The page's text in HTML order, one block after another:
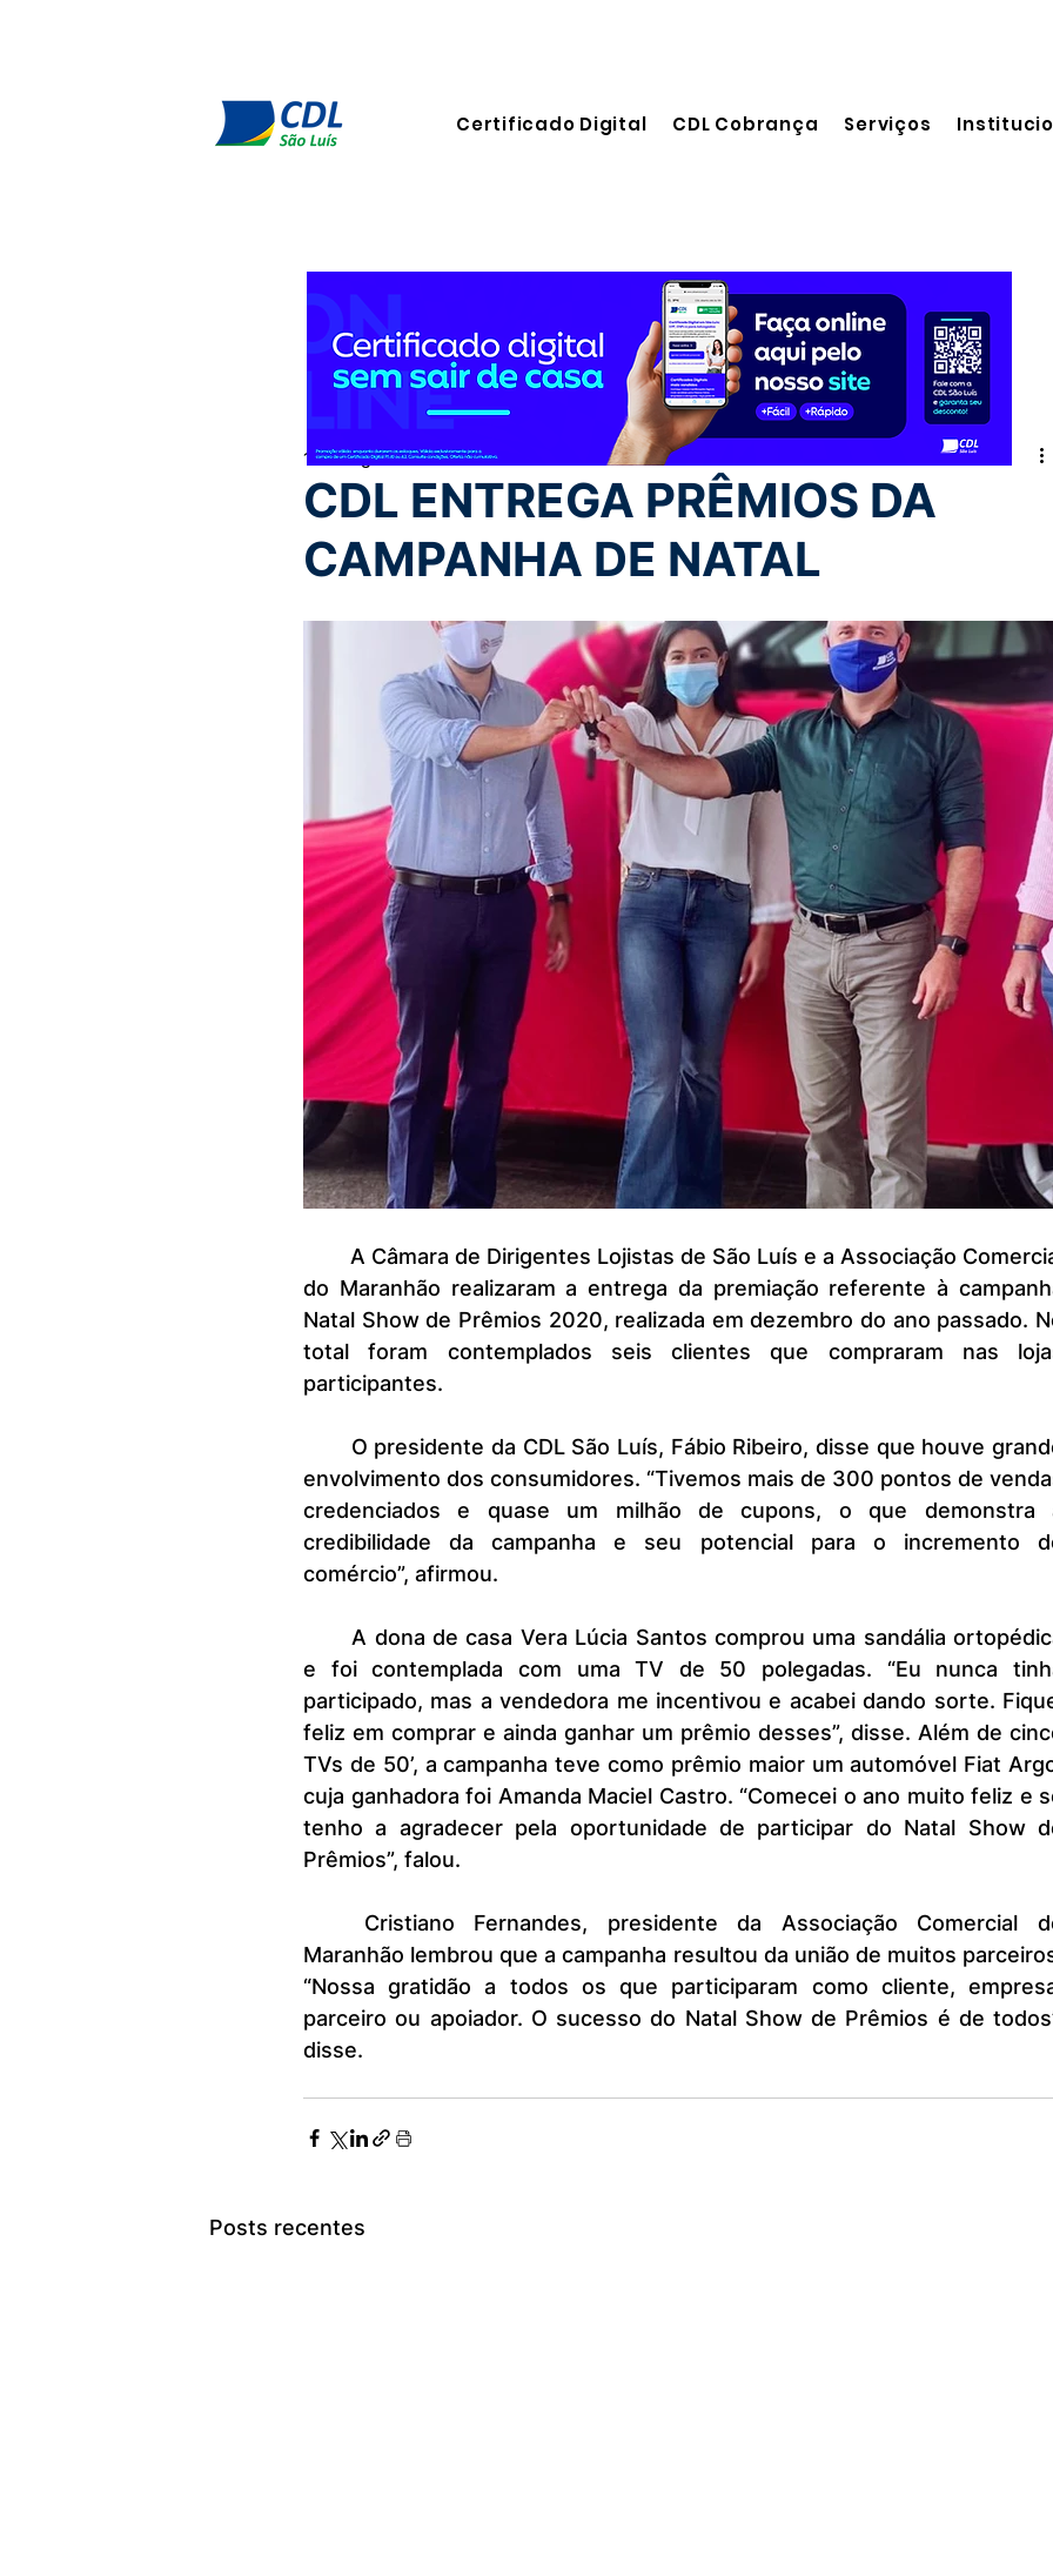
Certificado Digital CDL Cobrança Serviços
CDL ENTREGA PRÊMIOS DA
CAMPANHA DE NATAL
15 de ago. de 2022 1 min de leitura
do Maranhão realizaram a entrega da premiação referente à
Natal Show de Prêmios 2020, realizada em dezembro do ano passado.
total foram contemplados seis clientes que compraram nas
participantes.
envolvimento dos consumidores. “Tivemos mais de 300 pontos de
credenciados e quase um milhão de cupons, o que demonstra
credibilidade da campanha e seu potencial para o incremento
comércio”, afirmou.
e foi contemplada com uma TV de 50 polegadas. “Eu nunca
participado, mas a vendedora me incentivou e acabei dando sorte.
feliz em comprar e ainda ganhar um prêmio desses”, disse. Além de
TVs de 50’, a campanha teve como prêmio maior um automóvel Fiat
cuja ganhadora foi Amanda Maciel Castro. “Comecei o ano muito feliz e
tenho a agradecer pela oportunidade de participar do Natal Show
Prêmios”, falou.
Maranhão lembrou que a campanha resultou da união de muitos
“Nossa gratidão a todos os que participaram como cliente,
parceiro ou apoiador. O sucesso do Natal Show de Prêmios é de
disse.
Posts recentes